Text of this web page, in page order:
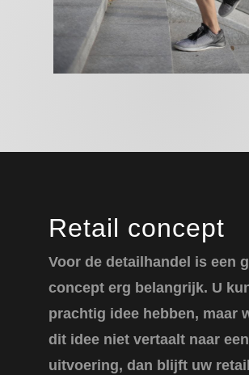
Retail concept
Voor de detailhandel is een
concept erg belangrijk. U
prachtig idee hebben, maar
dit idee niet vertaalt naar
uitvoering, dan blijft uw